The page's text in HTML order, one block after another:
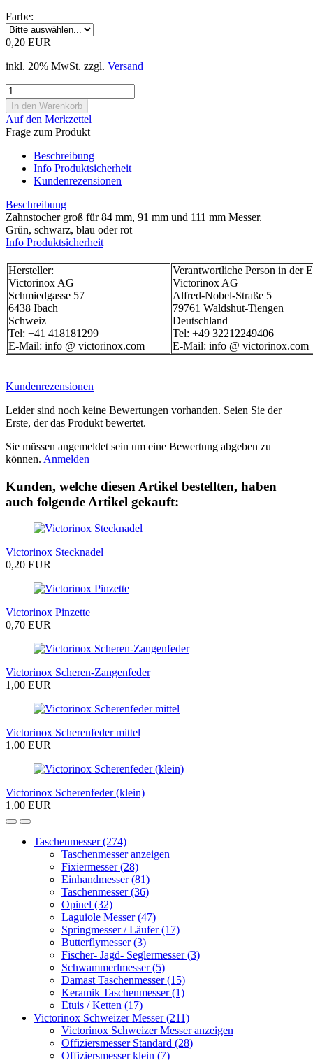
Farbe:
0,20 EUR
inkl. 20% MwSt. zzgl. Versand
Auf den Merkzettel
Frage zum Produkt
Beschreibung
Info Produktsicherheit
Kundenrezensionen
Beschreibung
Zahnstocher groß für 84 mm, 91 mm und 111 mm Messer.
Grün, schwarz, blau oder rot
Info Produktsicherheit
Hersteller:
Victorinox AG
Schmiedgasse 57
6438 Ibach
Schweiz
Tel: +41 418181299
E-Mail: info @ victorinox.com
Verantwortliche Person in der
Victorinox AG
Alfred-Nobel-Straße 5
79761 Waldshut-Tiengen
Deutschland
Tel: +49 32212249406
E-Mail: info @ victorinox.com
Kundenrezensionen
Leider sind noch keine Bewertungen vorhanden. Seien Sie der
Erste, der das Produkt bewertet.
Sie müssen angemeldet sein um eine Bewertung abgeben zu
können. Anmelden
Kunden, welche diesen Artikel bestellten, haben
auch folgende Artikel gekauft:
Victorinox Stecknadel
0,20 EUR
Victorinox Pinzette
0,70 EUR
Victorinox Scheren-Zangenfeder
1,00 EUR
Victorinox Scherenfeder mittel
1,00 EUR
Victorinox Scherenfeder (klein)
1,00 EUR
Taschenmesser (274)
Taschenmesser anzeigen
Fixiermesser (28)
Einhandmesser (81)
Taschenmesser (36)
Opinel (32)
Laguiole Messer (47)
Springmesser / Läufer (17)
Butterflymesser (3)
Fischer- Jagd- Seglermesser (3)
Schwammerlmesser (5)
Damast Taschenmesser (15)
Keramik Taschenmesser (1)
Etuis / Ketten (17)
Victorinox Schweizer Messer (211)
Victorinox Schweizer Messer anzeigen
Offiziersmesser Standard (28)
Offiziersmesser klein (7)